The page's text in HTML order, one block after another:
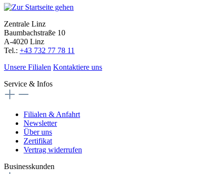
Zentrale Linz
Baumbachstraße 10
A-4020 Linz
Tel.: +43 732 77 78 11
Unsere Filialen Kontaktiere uns
Service & Infos
Filialen & Anfahrt
Newsletter
Über uns
Zertifikat
Vertrag widerrufen
Businesskunden